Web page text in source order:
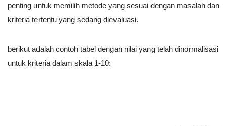
penting untuk memilih metode yang sesuai dengan masalah dan
kriteria tertentu yang sedang dievaluasi.
berikut adalah contoh tabel dengan nilai yang telah dinormalisasi
untuk kriteria dalam skala 1-10: